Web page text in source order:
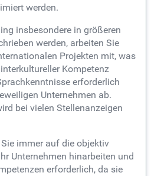
werden.
insbesondere in größeren
werden, arbeiten Sie
Projekten mit, was
Kompetenz
erforderlich
Unternehmen ab.
bei vielen Stellenanzeigen
immer auf die objektiv
Unternehmen hinarbeiten und
erforderlich, da sie